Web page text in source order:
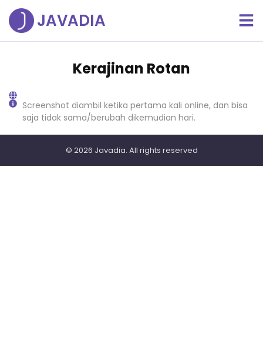
JAVADIA
Kerajinan Rotan
Screenshot diambil ketika pertama kali online, dan bisa
saja tidak sama/berubah dikemudian hari.
© 2026 Javadia. All rights reserved